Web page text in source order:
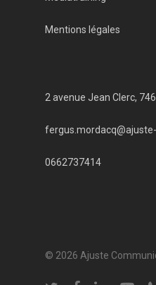
Mentions légales
2 avenue Jean Clerc,
0662737414
© 2026 Ajuste